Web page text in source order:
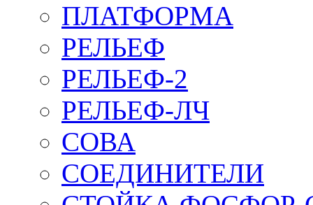
ПЛАТФОРМА
РЕЛЬЕФ
РЕЛЬЕФ-2
РЕЛЬЕФ-ЛЧ
СОВА
СОЕДИНИТЕЛИ